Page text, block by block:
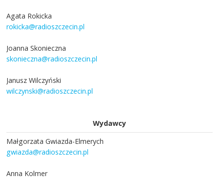
Agata Rokicka
rokicka@radioszczecin.pl
Joanna Skonieczna
skonieczna@radioszczecin.pl
Janusz Wilczyński
wilczynski@radioszczecin.pl
Wydawcy
Małgorzata Gwiazda-Elmerych
gwiazda@radioszczecin.pl
Anna Kolmer